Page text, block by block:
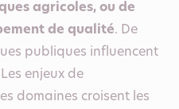
agricoles, ou de
de qualité. De
publiques influencent
enjeux de
domaines croisent les